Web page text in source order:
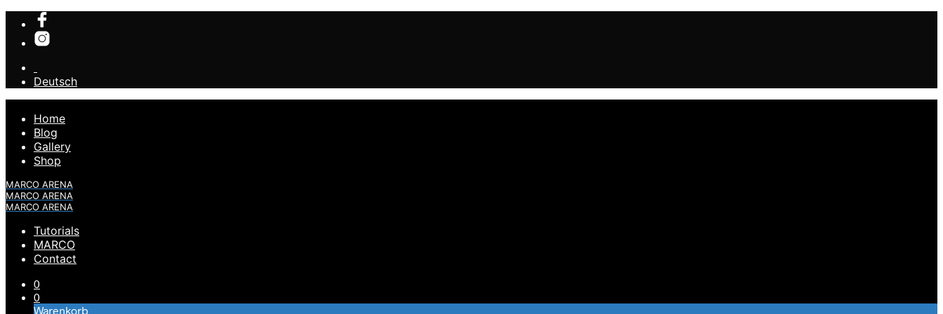
Deutsch
Home
Blog
Gallery
Shop
MARCO ARENA
MARCO ARENA
MARCO ARENA
Tutorials
MARCO
Contact
0
0
Warenkorb